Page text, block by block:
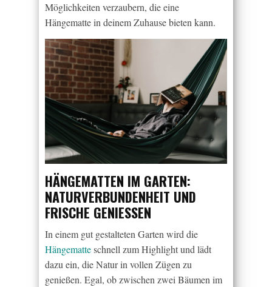
Möglichkeiten verzaubern, die eine
Hängematte in deinem Zuhause bieten kann.
HÄNGEMATTEN IM GARTEN:
NATURVERBUNDENHEIT UND
FRISCHE GENIESSEN
In einem gut gestalteten Garten wird die
Hängematteschnell zum Highlight und lädt
dazu ein, die Natur in vollen Zügen zu
genießen. Egal, ob zwischen zwei Bäumen im